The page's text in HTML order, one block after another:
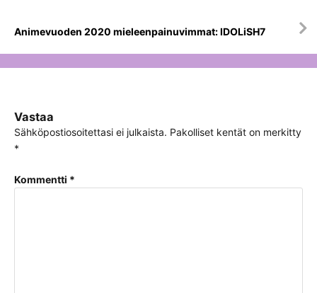
Animevuoden 2020 mieleenpainuvimmat: IDOLiSH7
Vastaa
Sähköpostiosoitettasi ei julkaista. Pakolliset kentät on merkitty
*
Kommentti *